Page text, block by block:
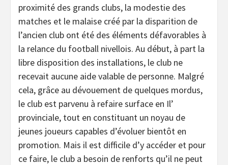
proximité des grands clubs, la modestie des
matches et le malaise créé par la disparition de
l’ancien club ont été des éléments défavorables à
la relance du football nivellois. Au début, à part la
libre disposition des installations, le club ne
recevait aucune aide valable de personne. Malgré
cela, grâce au dévouement de quelques mordus,
le club est parvenu à refaire surface en Il’
provinciale, tout en constituant un noyau de
jeunes joueurs capables d’évoluer bientôt en
promotion. Mais il est difficile d’y accéder et pour
ce faire, le club a besoin de renforts qu’il ne peut